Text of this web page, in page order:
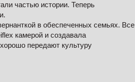
частью истории. Теперь
в обеспеченных семьях. Все
камерой и создавала
передают культуру